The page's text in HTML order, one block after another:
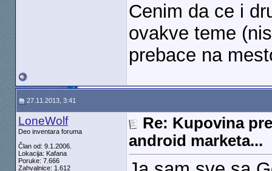
Cenim da ce i
ovakve teme
prebace na
27.11.2013, 3:41
LoneWolf
Deo inventara foruma
Član od: 9.1.2006.
Lokacija: Kafana
Poruke: 7.666
Zahvalnice: 1.612
Re: Kupovina
android marketa...